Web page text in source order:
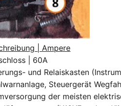
| Ampere
| 60A
und Relaiskasten
Steuergerät
der meisten